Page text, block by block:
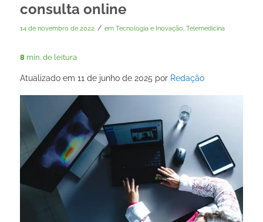
consulta online
14 de novembro de 2022 / em Tecnologia e Inovação Telemedicina
8 min. de leitura
Atualizado em 11 de junho de 2025 por Redação